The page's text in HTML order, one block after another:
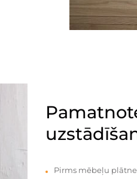
Pirms mēbeļu